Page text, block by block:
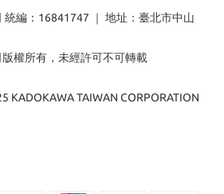
統編：16841747 ｜ 地址：臺北市中山
權所有，未經許可不可轉載
KADOKAWA TAIWAN CORPORATION